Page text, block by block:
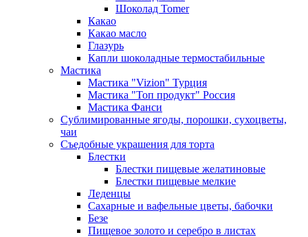
Шоколад Tomer
Какао
Какао масло
Глазурь
Капли шоколадные термостабильные
Мастика
Мастика "Vizion" Турция
Мастика "Топ продукт" Россия
Мастика Фанси
Сублимированные ягоды, порошки, сухоцветы,
чаи
Съедобные украшения для торта
Блестки
Блестки пищевые желатиновые
Блестки пищевые мелкие
Леденцы
Сахарные и вафельные цветы, бабочки
Безе
Пищевое золото и серебро в листах